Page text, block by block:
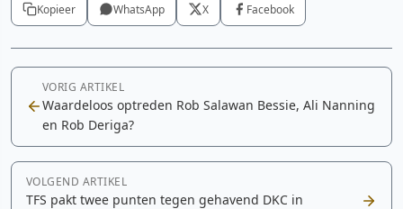
Kopieer WhatsApp X Facebook
VORIG ARTIKEL
Waardeloos optreden Rob Salawan Bessie, Ali Nanning
en Rob Deriga?
VOLGEND ARTIKEL
TFS pakt twee punten tegen gehavend DKC in